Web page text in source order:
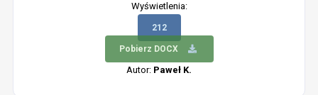
Wyświetlenia:
212
Pobierz DOCX
Autor: Paweł K.